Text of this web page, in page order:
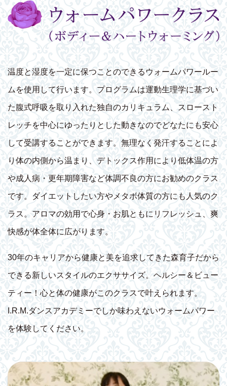
温度と湿度を一定に保つことのできるウォームパワールー
ムを使用して行います。プログラムは運動生理学に基づい
た腹式呼吸を取り入れた独自のカリキュラム、スロースト
レッチを中心にゆったりとした動きなのでどなたにも安心
して受講することができます。無理なく発汗することによ
り体の内側から温まり、デトックス作用により低体温の方
や成人病・更年期障害など体調不良の方にお勧めのクラス
です。ダイエットしたい方やメタボ体質の方にも人気のク
ラス。アロマの効用で心身・お肌ともにリフレッシュ、爽
快感が体全体に広がります。
30年のキャリアから健康と美を追求してきた森育子だから
できる新しいスタイルのエクササイズ。ヘルシー＆ビュー
ティー！心と体の健康がこのクラスで叶えられます。
I.R.M.ダンスアカデミーでしか味わえないウォームパワー
を体験してください。